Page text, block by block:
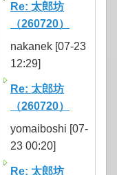
Re: 太郎坊
（260720）
nakanek [07-23
12:29]
Re: 太郎坊
（260720）
yomaiboshi [07-
23 00:20]
Re: 太郎坊